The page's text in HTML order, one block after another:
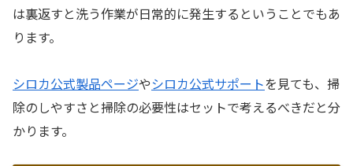
は裏返すと洗う作業が日常的に発生するということでもあ
ります。
シロカ公式製品ページやシロカ公式サポートを見ても、掃
除のしやすさと掃除の必要性はセットで考えるべきだと分
かります。